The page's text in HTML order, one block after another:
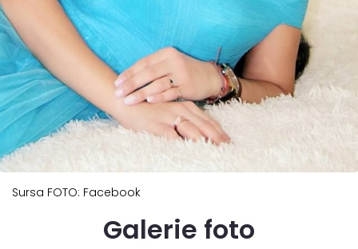
Sursa FOTO: Facebook
Galerie foto